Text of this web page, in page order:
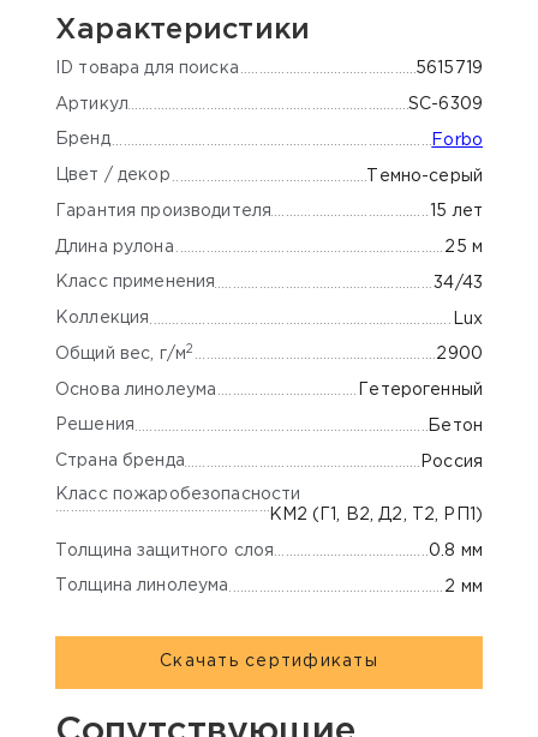
Характеристики
ID товара для поиска 5615719
Артикул SC-6309
Бренд Forbo
Цвет / декор Темно-серый
Гарантия производителя 15 лет
Длина рулона 25 м
Класс применения 34/43
Коллекция Lux
Общий вес, г/м2 2900
Основа линолеума Гетерогенный
Решения Бетон
Страна бренда Россия
Класс пожаробезопасности
КМ2 (Г1, В2, Д2, Т2, РП1)
Толщина защитного слоя 0.8 мм
Толщина линолеума 2 мм
Скачать сертификаты